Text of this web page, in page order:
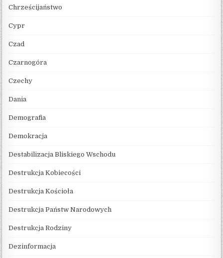
Chrześcijaństwo
Cypr
Czad
Czarnogóra
Czechy
Dania
Demografia
Demokracja
Destabilizacja Bliskiego Wschodu
Destrukcja Kobiecości
Destrukcja Kościoła
Destrukcja Państw Narodowych
Destrukcja Rodziny
Dezinformacja